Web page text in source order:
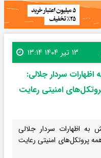
۱۳ تیر ۱۴۰۴ ۱۳:۱۴
سردار جلالی:
امنیتی رعایت
به اظهارات سردار جلالی
پروتکل‌های امنیتی رعایت